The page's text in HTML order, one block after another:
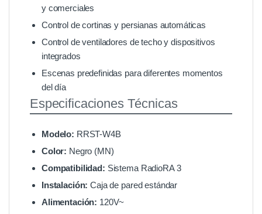
y comerciales
Control de cortinas y persianas automáticas
Control de ventiladores de techo y dispositivos
integrados
Escenas predefinidas para diferentes momentos
del día
Especificaciones Técnicas
Modelo: RRST-W4B
Color: Negro (MN)
Compatibilidad: Sistema RadioRA 3
Instalación: Caja de pared estándar
Alimentación: 120V~